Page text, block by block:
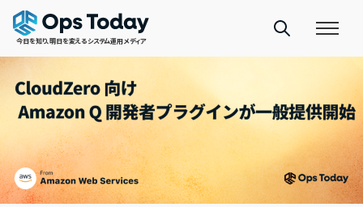
今日を知り、明日を変えるシステム運用メディア